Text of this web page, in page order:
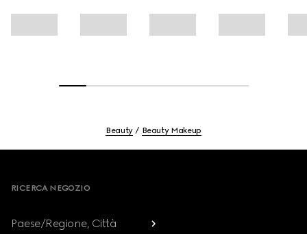
Beauty Beauty Makeup
RICERCA NEGOZIO
Paese/Regione, Città